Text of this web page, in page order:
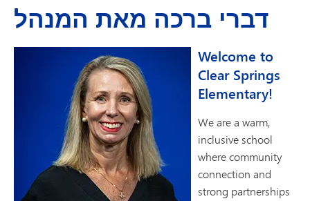
דברי ברכה מאת המנהל
Welcome to
Clear Springs
Elementary!
We are a warm,
inclusive school
where community
connection and
strong partnerships